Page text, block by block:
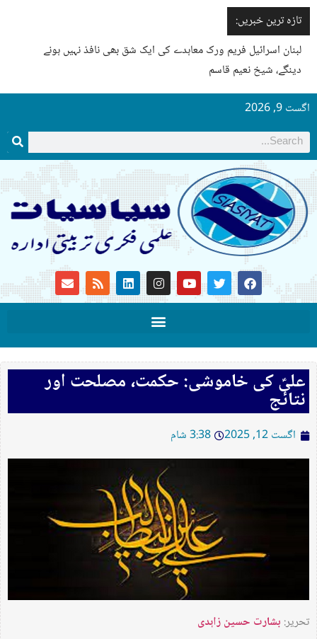
تازہ ترین خبریں:
لبنان اسرائیل فریم ورک معاہدے کی ایک شق بھی نافذ نہیں ہونے
دینگے، شیخ نعیم قاسم
اگست 9, 2026
علیؑ کی خاموشی: حکمت، مصلحت اور
نتائج
اگست 12, 2025 3:38 شام
تحریر:بشارت حسین زاہدی